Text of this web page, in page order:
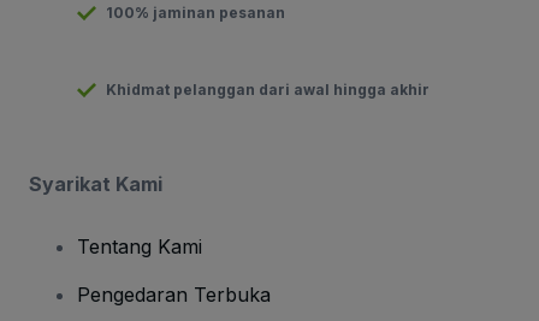
100% jaminan pesanan
Khidmat pelanggan dari awal hingga akhir
Syarikat Kami
Tentang Kami
Pengedaran Terbuka